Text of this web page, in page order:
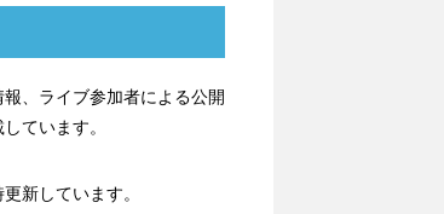
、ライブ参加者による公開
ています。
新しています。